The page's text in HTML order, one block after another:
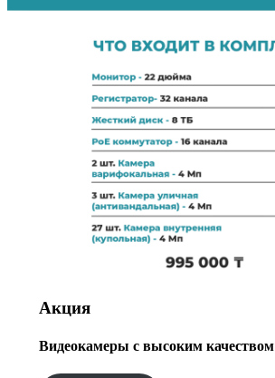
Акция
Видеокамеры с высоким качеством